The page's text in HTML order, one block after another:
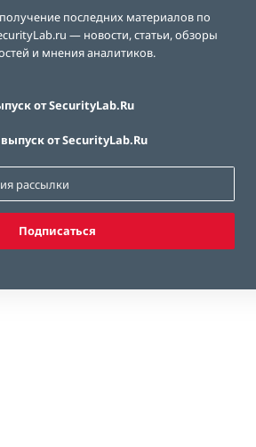
последних материалов по
— новости, статьи, обзоры
и мнения аналитиков.
от SecurityLab.Ru
от SecurityLab.Ru
Подписаться